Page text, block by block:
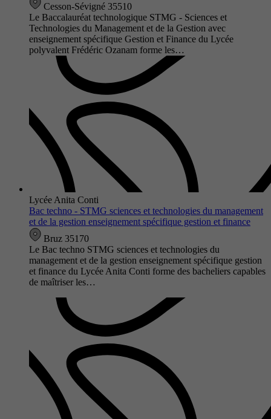
Cesson-Sévigné 35510
Le Baccalauréat technologique STMG - Sciences et
Technologies du Management et de la Gestion avec
enseignement spécifique Gestion et Finance du Lycée
polyvalent Frédéric Ozanam forme les…
Lycée Anita Conti
Bac techno - STMG sciences et technologies du management
et de la gestion enseignement spécifique gestion et finance
Bruz 35170
Le Bac techno STMG sciences et technologies du
management et de la gestion enseignement spécifique gestion
et finance du Lycée Anita Conti forme des bacheliers capables
de maîtriser les…